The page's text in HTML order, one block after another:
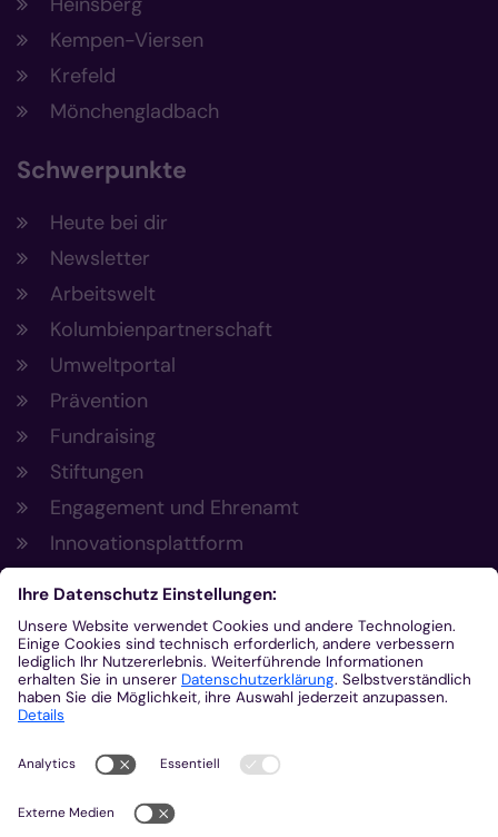
Kempen-Viersen
Krefeld
Mönchengladbach
Schwerpunkte
Heute bei dir
Newsletter
Arbeitswelt
Kolumbienpartnerschaft
Umweltportal
Prävention
Fundraising
Stiftungen
Engagement und Ehrenamt
Innovationsplattform
Aus der Plattform
Nachrichten
Veranstaltungen
Gottesdienste
Stellenangebote
Kirchenzeitung